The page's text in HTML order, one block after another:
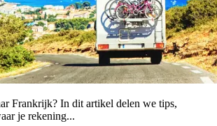
Frankrijk? In dit artikel delen we tips,
je rekening...